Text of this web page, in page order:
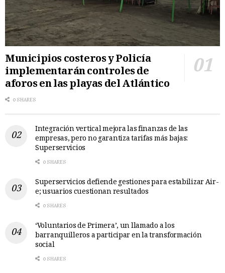
Municipios costeros y Policía
implementarán controles de
aforos en las playas del Atlántico
0 SHARES
Integración vertical mejora las finanzas de las
empresas, pero no garantiza tarifas más bajas:
Superservicios
0 SHARES
Superservicios defiende gestiones para estabilizar Air-
e; usuarios cuestionan resultados
0 SHARES
‘Voluntarios de Primera’, un llamado a los
barranquilleros a participar en la transformación
social
0 SHARES